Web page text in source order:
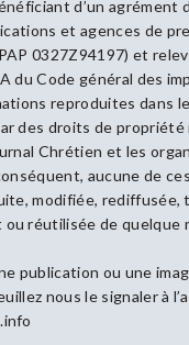
d’un agrément
et agences de
0327Z94197) et
du Code général des
reproduites dans
des droits de
Chrétien et les
aucune de
modifiée, rediffusée,
ou réutilisée de quelque
publication ou une
nous le signaler à